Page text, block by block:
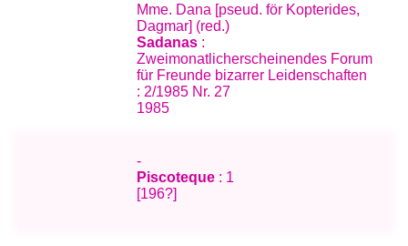
Mme. Dana [pseud. för Kopterides,
Dagmar] (red.)
Sadanas :
Zweimonatlicherscheinendes Forum
für Freunde bizarrer Leidenschaften
: 2/1985 Nr. 27
1985
-
Piscoteque : 1
[196?]